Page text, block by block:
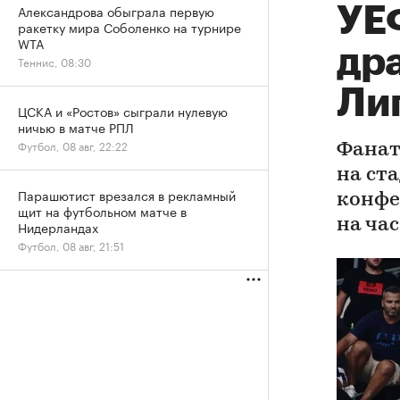
на
на час
Александрова обыграла первую
ракетку мира Соболенко на турнире
WTA
Теннис, 08:30
ЦСКА и «Ростов» сыграли нулевую
ничью в матче РПЛ
Футбол, 08 авг, 22:22
Парашютист врезался в рекламный
щит на футбольном матче в
Нидерландах
Футбол, 08 авг, 21:51